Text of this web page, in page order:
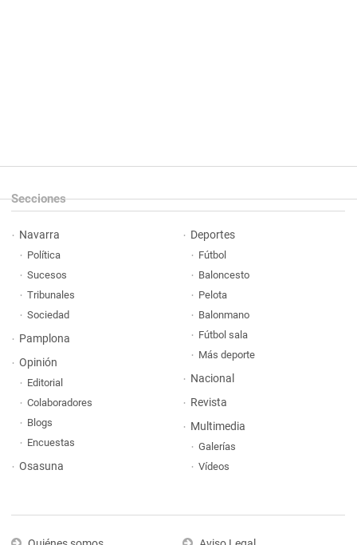
Secciones
Navarra
Política
Sucesos
Tribunales
Sociedad
Pamplona
Opinión
Editorial
Colaboradores
Blogs
Encuestas
Osasuna
Deportes
Fútbol
Baloncesto
Pelota
Balonmano
Fútbol sala
Más deporte
Nacional
Revista
Multimedia
Galerías
Vídeos